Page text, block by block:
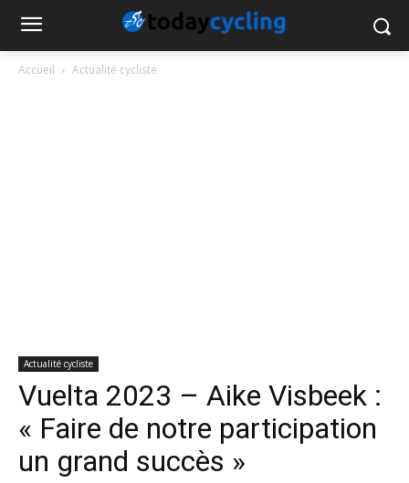
Accueil Actualité cycliste
Actualité cycliste
Vuelta 2023 – Aike Visbeek :
« Faire de notre participation
un grand succès »